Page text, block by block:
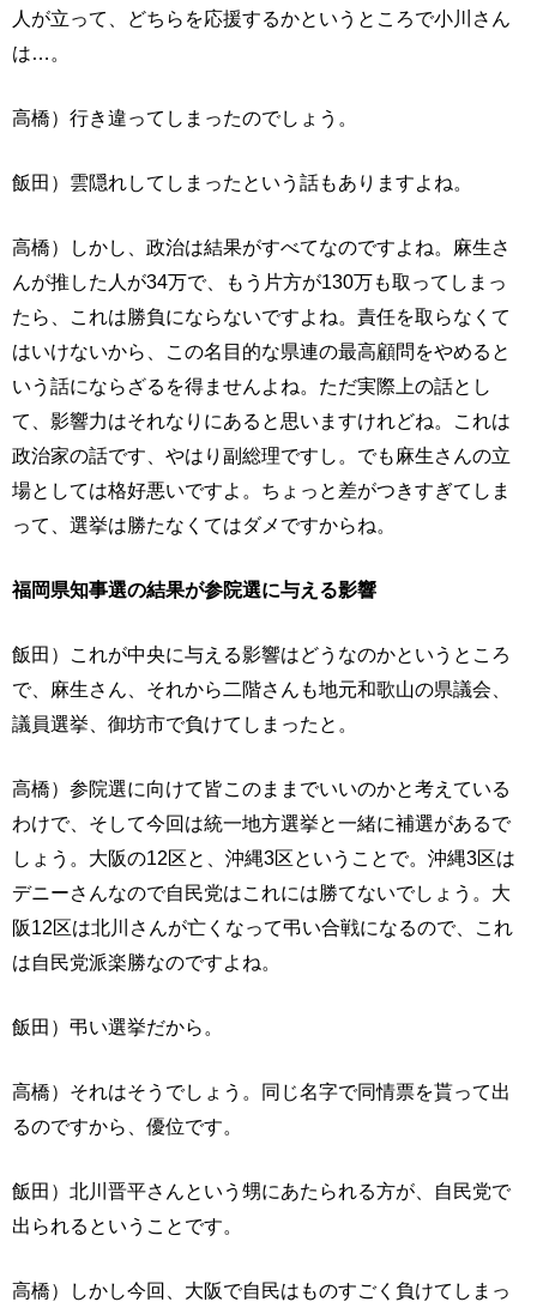
人が立って、どちらを応援するかというところで小川さん
は…。
高橋）行き違ってしまったのでしょう。
飯田）雲隠れしてしまったという話もありますよね。
高橋）しかし、政治は結果がすべてなのですよね。麻生さ
んが推した人が34万で、もう片方が130万も取ってしまっ
たら、これは勝負にならないですよね。責任を取らなくて
はいけないから、この名目的な県連の最高顧問をやめると
いう話にならざるを得ませんよね。ただ実際上の話とし
て、影響力はそれなりにあると思いますけれどね。これは
政治家の話です、やはり副総理ですし。でも麻生さんの立
場としては格好悪いですよ。ちょっと差がつきすぎてしま
って、選挙は勝たなくてはダメですからね。
福岡県知事選の結果が参院選に与える影響
飯田）これが中央に与える影響はどうなのかというところ
で、麻生さん、それから二階さんも地元和歌山の県議会、
議員選挙、御坊市で負けてしまったと。
高橋）参院選に向けて皆このままでいいのかと考えている
わけで、そして今回は統一地方選挙と一緒に補選があるで
しょう。大阪の12区と、沖縄3区ということで。沖縄3区は
デニーさんなので自民党はこれには勝てないでしょう。大
阪12区は北川さんが亡くなって弔い合戦になるので、これ
は自民党派楽勝なのですよね。
飯田）弔い選挙だから。
高橋）それはそうでしょう。同じ名字で同情票を貰って出
るのですから、優位です。
飯田）北川晋平さんという甥にあたられる方が、自民党で
出られるということです。
高橋）しかし今回、大阪で自民はものすごく負けてしまっ